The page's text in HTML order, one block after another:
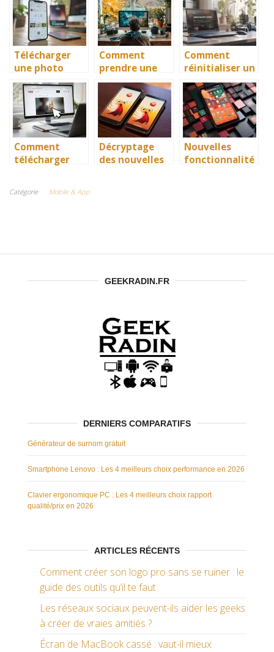
Télécharger
une photo
Instagram : les
astuces qui
marchent
vraiment
Comment
prendre une
photo sur PC
sans tracas
Comment
réinitialiser un
PC Asus au
démarrage
sans mot de
passe
Comment
télécharger
PC sans logiciel
Décryptage
des nouvelles
Nouvelles
fonctionnalité
Catégorie Mobile & App
GEEKRADIN.FR
DERNIERS COMPARATIFS
Générateur de surnom gratuit
Smartphone Lenovo : Les 4 meilleurs choix performance en 2026
Clavier ergonomique PC : Les 4 meilleurs choix rapport
qualité/prix en 2026
ARTICLES RÉCENTS
Comment créer son logo pro sans se ruiner : le
guide des outils qu’il te faut
Les réseaux sociaux peuvent-ils aider les geeks
à créer de vraies amitiés ?
Écran de MacBook cassé : vaut-il mieux